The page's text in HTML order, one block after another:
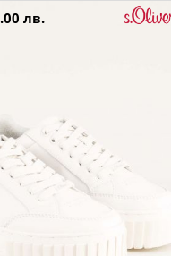
сникърси S.Oliver в бежов
лв.